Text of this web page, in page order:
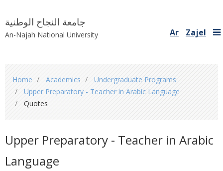
جامعة النجاح الوطنية
An-Najah National University Ar Zajel
are
here
Home Academics
Undergraduate Programs
Upper Preparatory - Teacher in Arabic Language
Quotes
Upper Preparatory - Teacher in Arabic
Language